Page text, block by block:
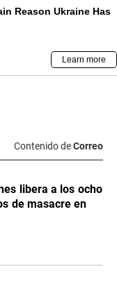
Contenido deCorreo
libera a los ocho
de masacre en